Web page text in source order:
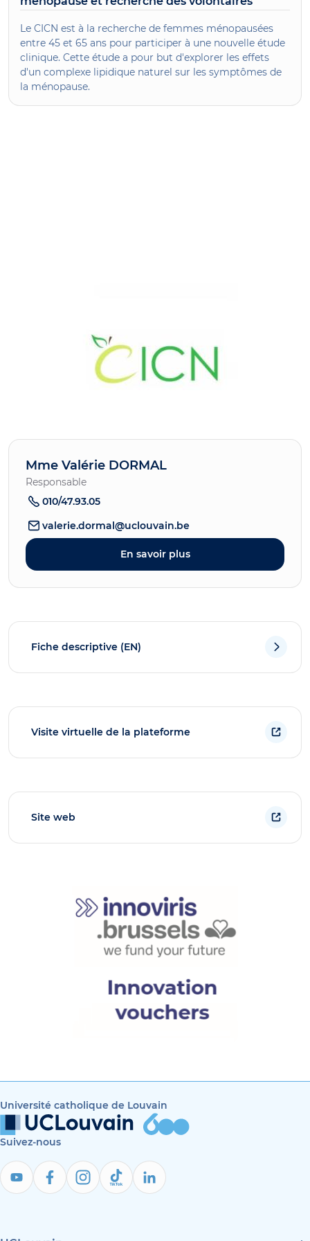
Le CICN est à la recherche de femmes ménopausées
entre 45 et 65 ans pour participer à une nouvelle étude
clinique. Cette étude a pour but d'explorer les effets
d'un complexe lipidique naturel sur les symptômes de
la ménopause.
Mme Valérie DORMAL
Responsable
010/47.93.05
valerie.dormal@uclouvain.be
En savoir plus
Fiche descriptive (EN)
Visite virtuelle de la plateforme
Site web
Université catholique de Louvain
Suivez-nous